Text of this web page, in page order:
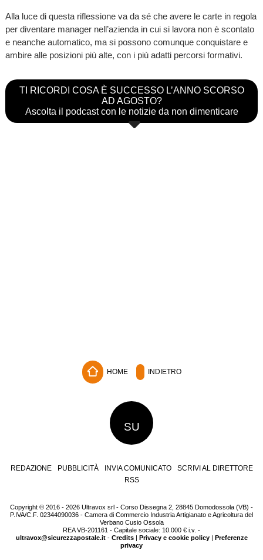
Alla luce di questa riflessione va da sé che avere le carte in regola
per diventare manager nell’azienda in cui si lavora non è scontato
e neanche automatico, ma si possono comunque conquistare e
ambire alle posizioni più alte, con i più adatti percorsi formativi.
TI RICORDI COSA È SUCCESSO L’ANNO SCORSO
AD AGOSTO?
Ascolta il podcast con le notizie da non dimenticare
HOME INDIETRO
SU
REDAZIONE PUBBLICITÀ INVIA COMUNICATO
SCRIVI AL DIRETTORE
RSS
Copyright © 2016 - 2026 Ultravox srl - Corso Dissegna 2, 28845 Domodossola (VB) -
P.IVA/C.F. 02344090036 - Camera di Commercio Industria Artigianato e Agricoltura del
Verbano Cusio Ossola
REA VB-201161 - Capitale sociale: 10.000 € i.v. -
ultravox@sicurezzapostale.it- Credits| Privacy e cookie policy| Preferenze
privacy